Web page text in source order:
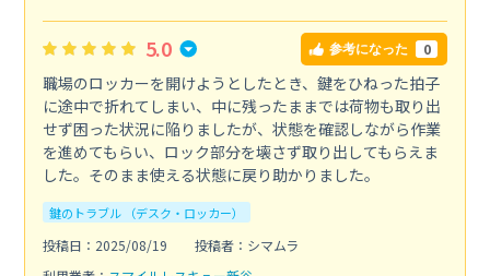
5.0 参考になった 0
職場のロッカーを開けようとしたとき、鍵をひねった拍子
に途中で折れてしまい、中に残ったままでは荷物も取り出
せず困った状況に陥りましたが、状態を確認しながら作業
を進めてもらい、ロック部分を壊さず取り出してもらえま
した。そのまま使える状態に戻り助かりました。
鍵のトラブル （デスク・ロッカー）
投稿日：2025/08/19
投稿者：シマムラ